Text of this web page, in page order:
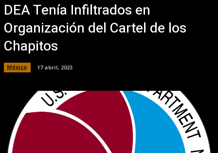
DEA Tenía Infiltrados en
Organización del Cartel de los
Chapitos
México 17 abril, 2023